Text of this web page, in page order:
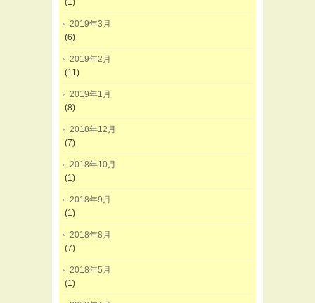
2019年3月
(6)
2019年2月
(11)
2019年1月
(8)
2018年12月
(7)
2018年10月
(1)
2018年9月
(1)
2018年8月
(7)
2018年5月
(1)